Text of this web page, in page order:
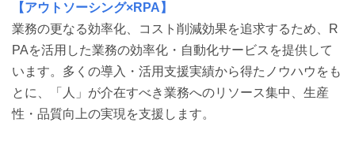
【アウトソーシング×RPA】
業務の更なる効率化、コスト削減効果を追求するため、R
PAを活用した業務の効率化・自動化サービスを提供して
います。多くの導入・活用支援実績から得たノウハウをも
とに、「人」が介在すべき業務へのリソース集中、生産
性・品質向上の実現を支援します。